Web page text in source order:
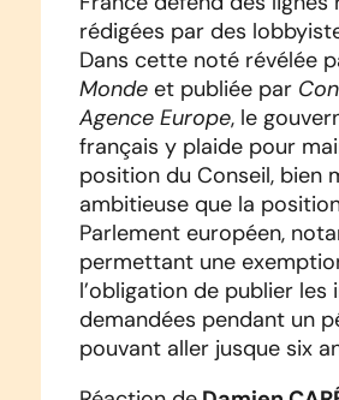
rédigées par des
Dans cette noté révélée
Mondeet publiée par
Agence Europe, le
français y plaide pour
position du Conseil, bien
ambitieuse que la
Parlement européen,
permettant une
l’obligation de publier les
demandées pendant un
pouvant aller jusque six